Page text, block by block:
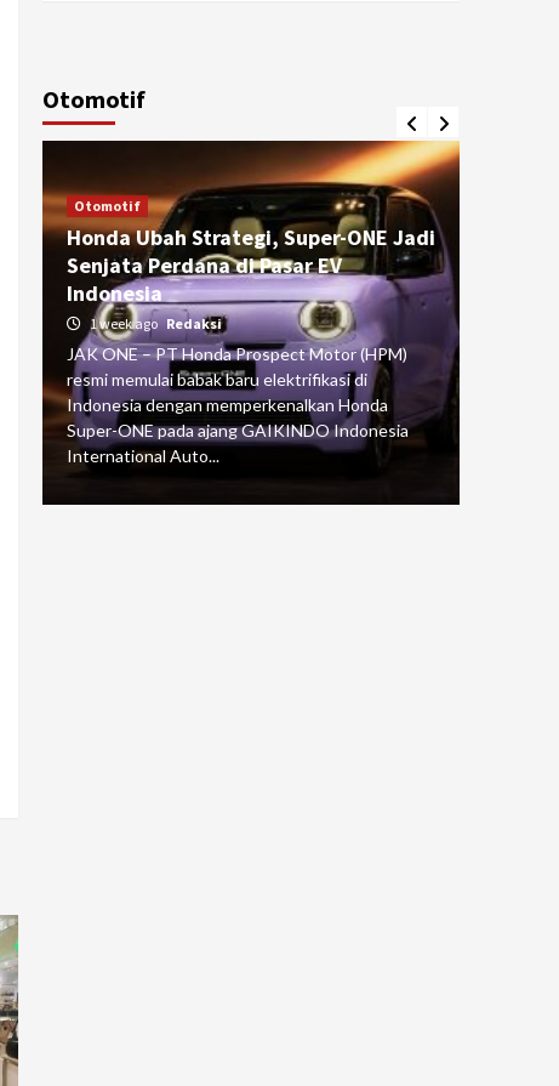
Otomotif
Otomotif
Honda Ubah Strategi, Super-ONE Jadi
Senjata Perdana di Pasar EV
Indonesia
1 week ago Redaksi
JAK ONE – PT Honda Prospect Motor (HPM)
resmi memulai babak baru elektrifikasi di
Indonesia dengan memperkenalkan Honda
Super-ONE pada ajang GAIKINDO Indonesia
International Auto...